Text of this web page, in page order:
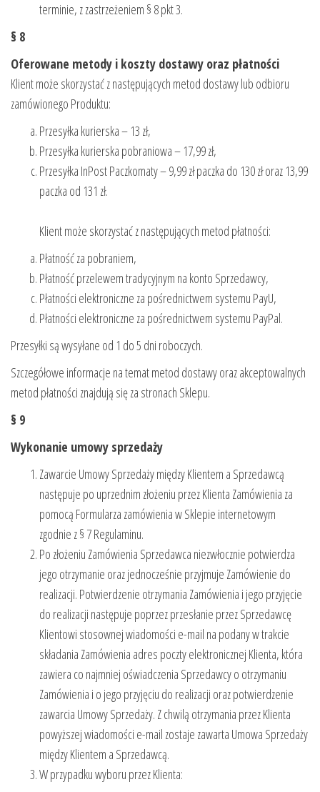
terminie, z zastrzeżeniem § 8 pkt 3.
§ 8
Oferowane metody i koszty dostawy oraz płatności
Klient może skorzystać z następujących metod dostawy lub odbioru
zamówionego Produktu:
Przesyłka kurierska – 13 zł,
Przesyłka kurierska pobraniowa – 17,99 zł,
Przesyłka InPost Paczkomaty – 9,99 zł paczka do 130 zł oraz 13,99
paczka od 131 zł.
Klient może skorzystać z następujących metod płatności:
Płatność za pobraniem,
Płatność przelewem tradycyjnym na konto Sprzedawcy,
Płatności elektroniczne za pośrednictwem systemu PayU,
Płatności elektroniczne za pośrednictwem systemu PayPal.
Przesyłki są wysyłane od 1 do 5 dni roboczych.
Szczegółowe informacje na temat metod dostawy oraz akceptowalnych
metod płatności znajdują się za stronach Sklepu.
§ 9
Wykonanie umowy sprzedaży
Zawarcie Umowy Sprzedaży między Klientem a Sprzedawcą
następuje po uprzednim złożeniu przez Klienta Zamówienia za
pomocą Formularza zamówienia w Sklepie internetowym
zgodnie z § 7 Regulaminu.
Po złożeniu Zamówienia Sprzedawca niezwłocznie potwierdza
jego otrzymanie oraz jednocześnie przyjmuje Zamówienie do
realizacji. Potwierdzenie otrzymania Zamówienia i jego przyjęcie
do realizacji następuje poprzez przesłanie przez Sprzedawcę
Klientowi stosownej wiadomości e-mail na podany w trakcie
składania Zamówienia adres poczty elektronicznej Klienta, która
zawiera co najmniej oświadczenia Sprzedawcy o otrzymaniu
Zamówienia i o jego przyjęciu do realizacji oraz potwierdzenie
zawarcia Umowy Sprzedaży. Z chwilą otrzymania przez Klienta
powyższej wiadomości e-mail zostaje zawarta Umowa Sprzedaży
między Klientem a Sprzedawcą.
W przypadku wyboru przez Klienta: